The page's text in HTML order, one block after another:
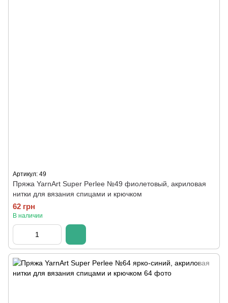
Артикул: 49
Пряжа YarnArt Super Perlee №49 фиолетовый, акриловая
нитки для вязания спицами и крючком
62 грн
В наличии